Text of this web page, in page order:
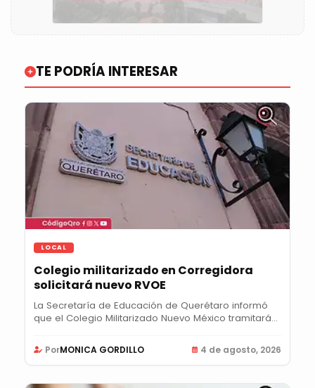
TE PODRÍA INTERESAR
LOCAL
Colegio militarizado en Corregidora
solicitará nuevo RVOE
La Secretaría de Educación de Querétaro informó
que el Colegio Militarizado Nuevo México tramitará...
PorMONICA GORDILLO 4 de agosto, 2026